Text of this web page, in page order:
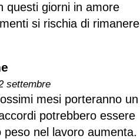
questi giorni in amore
si rischia di rimanere
settembre
mesi porteranno un
potrebbero essere
nel lavoro aumenta.